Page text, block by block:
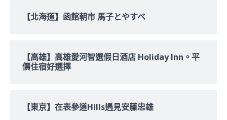
【北海道】函館朝市 馬子とやすべ
【高雄】高雄愛河智選假日酒店 Holiday Inn。平
價住宿好選擇
【東京】在表參道Hills遇見安藤忠雄